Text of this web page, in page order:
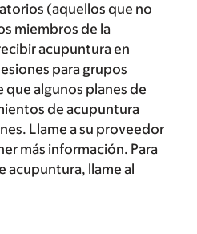
(aquellos que no
miembros de la
acupuntura en
para grupos
que algunos planes de
de acupuntura
Llame a su proveedor
más información. Para
acupuntura, llame al